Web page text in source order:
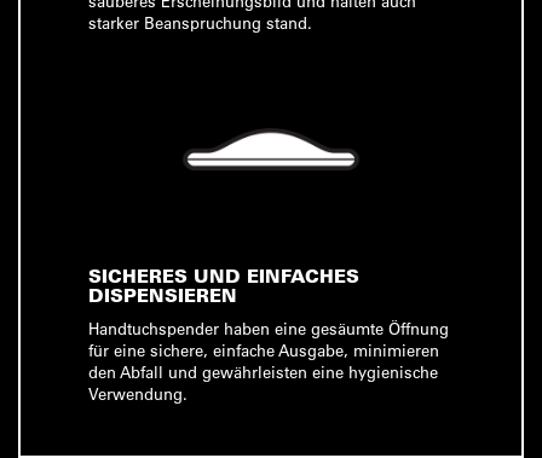
starker Beanspruchung stand.
SICHERES UND EINFACHES
DISPENSIEREN
Handtuchspender haben eine gesäumte Öffnung
für eine sichere, einfache Ausgabe, minimieren
den Abfall und gewährleisten eine hygienische
Verwendung.